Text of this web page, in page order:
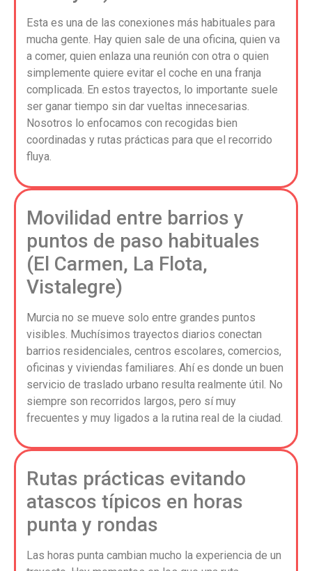
Esta es una de las conexiones más habituales para
mucha gente. Hay quien sale de una oficina, quien va
a comer, quien enlaza una reunión con otra o quien
simplemente quiere evitar el coche en una franja
complicada. En estos trayectos, lo importante suele
ser ganar tiempo sin dar vueltas innecesarias.
Nosotros lo enfocamos con recogidas bien
coordinadas y rutas prácticas para que el recorrido
fluya.
Movilidad entre barrios y
puntos de paso habituales
(El Carmen, La Flota,
Vistalegre)
Murcia no se mueve solo entre grandes puntos
visibles. Muchísimos trayectos diarios conectan
barrios residenciales, centros escolares, comercios,
oficinas y viviendas familiares. Ahí es donde un buen
servicio de traslado urbano resulta realmente útil. No
siempre son recorridos largos, pero sí muy
frecuentes y muy ligados a la rutina real de la ciudad.
Rutas prácticas evitando
atascos típicos en horas
punta y rondas
Las horas punta cambian mucho la experiencia de un